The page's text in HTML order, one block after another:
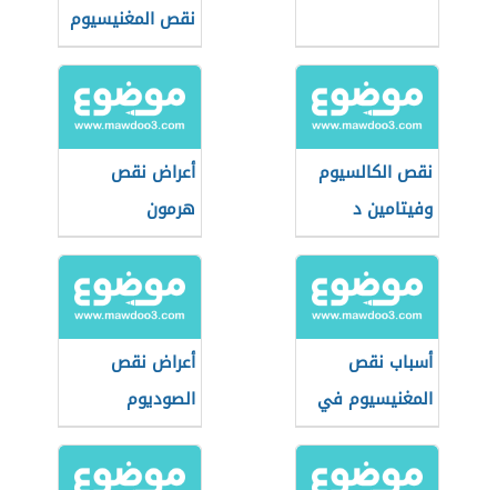
نقص المغنيسيوم
في الجسم
نقص الكالسيوم
وفيتامين د
أعراض نقص
هرمون
السيروتونين
أسباب نقص
المغنيسيوم في
الجسم
أعراض نقص
الصوديوم
والبوتاسيوم في
الجسم